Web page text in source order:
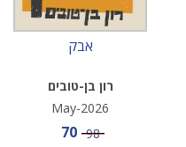
אבק
רון בן-טובים
May-2026
Sale price
70 Price
98